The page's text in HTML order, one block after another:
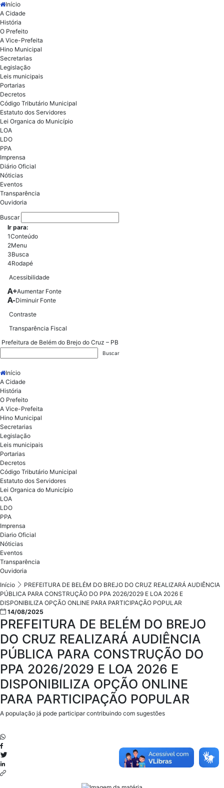
Início
A Cidade
História
O Prefeito
A Vice-Prefeita
Hino Municipal
Secretarias
Legislação
Leis municipais
Portarias
Decretos
Código Tributário Municipal
Estatuto dos Servidores
Lei Organica do Município
LOA
LDO
PPA
Imprensa
Diário Oficial
Nóticias
Eventos
Transparência
Ouvidoria
Buscar
Ir para:
1Conteúdo
2Menu
3Busca
4Rodapé
Acessibilidade
Aumentar Fonte
Diminuir Fonte
Contraste
Transparência Fiscal
Prefeitura de Belém do Brejo do Cruz – PB
Início
A Cidade
História
O Prefeito
A Vice-Prefeita
Hino Municipal
Secretarias
Legislação
Leis municipais
Portarias
Decretos
Código Tributário Municipal
Estatuto dos Servidores
Lei Organica do Município
LOA
LDO
PPA
Imprensa
Diario Oficial
Nóticias
Eventos
Transparência
Ouvidoria
Início
PREFEITURA DE BELÉM DO BREJO DO CRUZ REALIZARÁ AUDIÊNCIA
PÚBLICA PARA CONSTRUÇÃO DO PPA 2026/2029 E LOA 2026 E
DISPONIBILIZA OPÇÃO ONLINE PARA PARTICIPAÇÃO POPULAR
14/08/2025
PREFEITURA DE BELÉM DO BREJO
DO CRUZ REALIZARÁ AUDIÊNCIA
PÚBLICA PARA CONSTRUÇÃO DO
PPA 2026/2029 E LOA 2026 E
DISPONIBILIZA OPÇÃO ONLINE
PARA PARTICIPAÇÃO POPULAR
A população já pode participar contribuindo com sugestões